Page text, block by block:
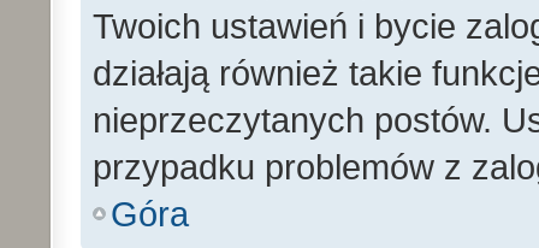
Twoich ustawień i bycie
działają również takie
nieprzeczytanych postów.
przypadku problemów z
Góra